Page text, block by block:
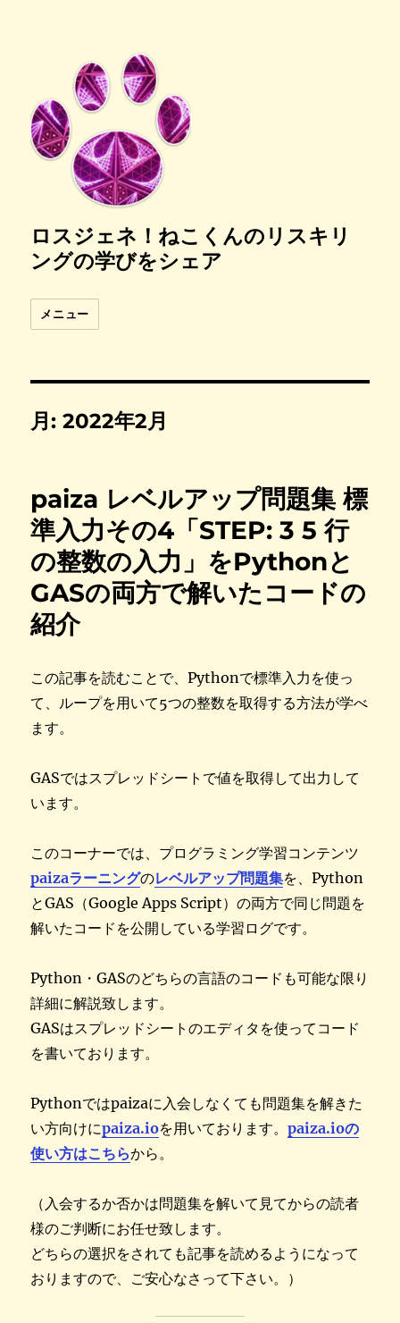
ロスジェネ！ねこくんのリスキリ
ングの学びをシェア
メニュー
月:2022年2月
paiza レベルアップ問題集 標
準入力その4「STEP: 3 5 行
の整数の入力」をPythonと
GASの両方で解いたコードの
紹介
この記事を読むことで、Pythonで標準入力を使っ
て、ループを用いて5つの整数を取得する方法が学べ
ます。
GASではスプレッドシートで値を取得して出力して
います。
このコーナーでは、プログラミング学習コンテンツ
paizaラーニングのレベルアップ問題集を、Python
とGAS（Google Apps Script）の両方で同じ問題を
解いたコードを公開している学習ログです。
Python・GASのどちらの言語のコードも可能な限り
詳細に解説致します。
GASはスプレッドシートのエディタを使ってコード
を書いております。
Pythonではpaizaに入会しなくても問題集を解きた
い方向けにpaiza.ioを用いております。paiza.ioの
使い方はこちらから。
（入会するか否かは問題集を解いて見てからの読者
様のご判断にお任せ致します。
どちらの選択をされても記事を読めるようになって
おりますので、ご安心なさって下さい。）